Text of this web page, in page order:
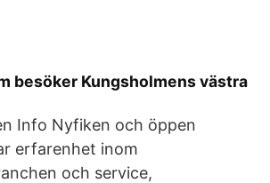
besöker Kungsholmens västra
Info Nyfiken och öppen
erfarenhet inom
och service,